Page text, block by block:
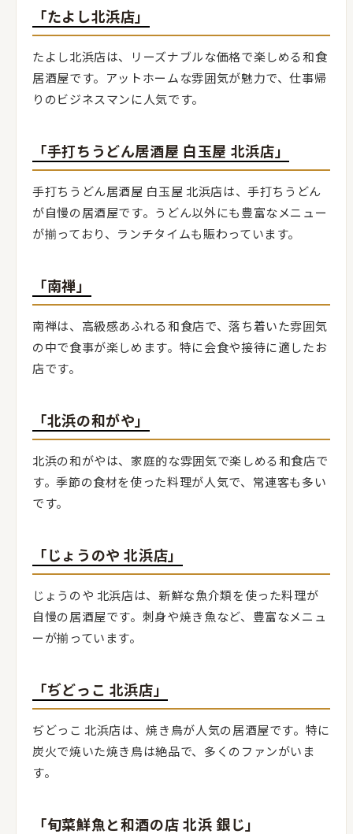
「たよし北浜店」
たよし北浜店は、リーズナブルな価格で楽しめる和食
居酒屋です。アットホームな雰囲気が魅力で、仕事帰
りのビジネスマンに人気です。
「手打ちうどん居酒屋 白玉屋 北浜店」
手打ちうどん居酒屋 白玉屋 北浜店は、手打ちうどん
が自慢の居酒屋です。うどん以外にも豊富なメニュー
が揃っており、ランチタイムも賑わっています。
「南禅」
南禅は、高級感あふれる和食店で、落ち着いた雰囲気
の中で食事が楽しめます。特に会食や接待に適したお
店です。
「北浜の和がや」
北浜の和がやは、家庭的な雰囲気で楽しめる和食店で
す。季節の食材を使った料理が人気で、常連客も多い
です。
「じょうのや 北浜店」
じょうのや 北浜店は、新鮮な魚介類を使った料理が
自慢の居酒屋です。刺身や焼き魚など、豊富なメニュ
ーが揃っています。
「ぢどっこ 北浜店」
ぢどっこ 北浜店は、焼き鳥が人気の居酒屋です。特に
炭火で焼いた焼き鳥は絶品で、多くのファンがいま
す。
「旬菜鮮魚と和酒の店 北浜 銀じ」